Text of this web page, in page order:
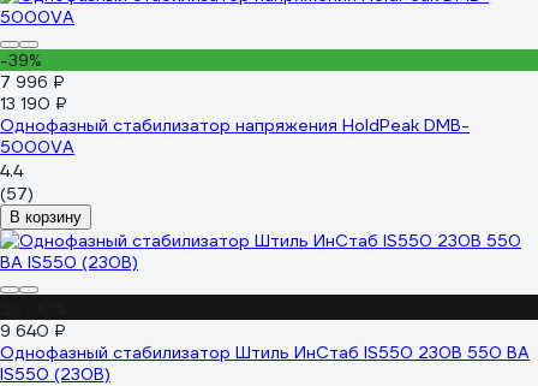
-39%
7 996 ₽
13 190 ₽
Однофазный стабилизатор напряжения HoldPeak DMB-
5000VA
4.4
(57)
В корзину
9 640 ₽
Однофазный cтабилизатор Штиль ИнСтаб IS550 230В 550 ВА
IS550 (230В)